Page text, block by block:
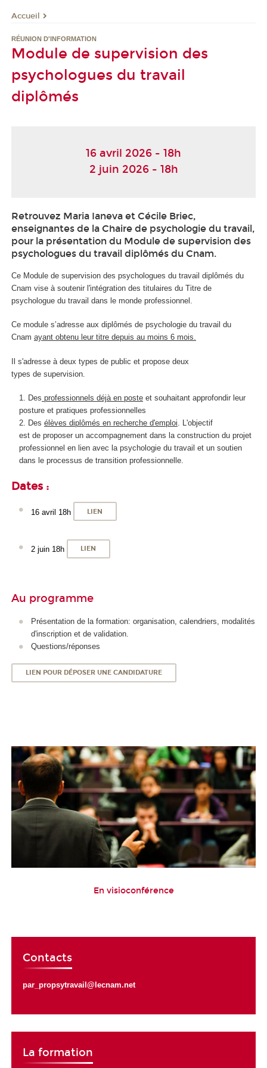
Accueil
RÉUNION D'INFORMATION
Module de supervision des
psychologues du travail
diplômés
16 avril 2026 - 18h
2 juin 2026 - 18h
Retrouvez Maria Ianeva et Cécile Briec,
enseignantes de la Chaire de psychologie du travail,
pour la présentation du Module de supervision des
psychologues du travail diplômés du Cnam.
Ce Module de supervision des psychologues du travail diplômés du
Cnam vise à soutenir l'intégration des titulaires du Titre de
psychologue du travail dans le monde professionnel.
Ce module s’adresse aux diplômés de psychologie du travail du
Cnam ayant obtenu leur titre depuis au moins 6 mois.
Il s'adresse à deux types de public et propose deux
types de supervision.
Des professionnels déjà en poste et souhaitant approfondir leur
posture et pratiques professionnelles
Des élèves diplômés en recherche d'emploi. L'objectif
est de proposer un accompagnement dans la construction du projet
professionnel en lien avec la psychologie du travail et un soutien
dans le processus de transition professionnelle.
Dates :
16 avril 18h LIEN
2 juin 18h LIEN
Au programme
Présentation de la formation: organisation, calendriers, modalités
d'inscription et de validation.
Questions/réponses
LIEN POUR DÉPOSER UNE CANDIDATURE
En visioconférence
Contacts
par_propsytravail@lecnam.net
La formation